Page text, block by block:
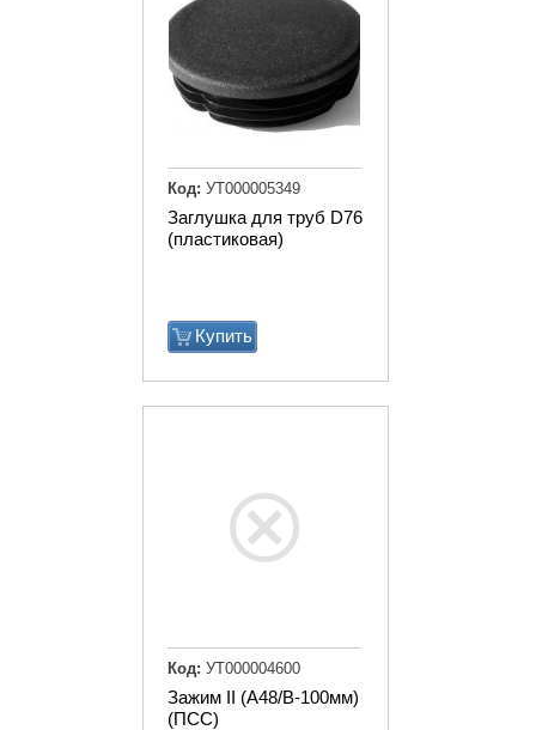
Заглушка для труб D76
(пластиковая)
Купить
Код: УТ000005349
Зажим II (А48/В-100мм)
(ПСС)
Код: УТ000004600